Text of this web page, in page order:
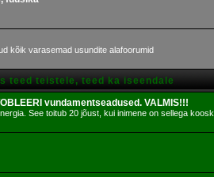
kõik varasemad usundite alafoorumid
teed teistele, teed ka iseendale
vundamentseadused. VALMIS!!!
See toitub 20 jõust, kui inimene on sellega